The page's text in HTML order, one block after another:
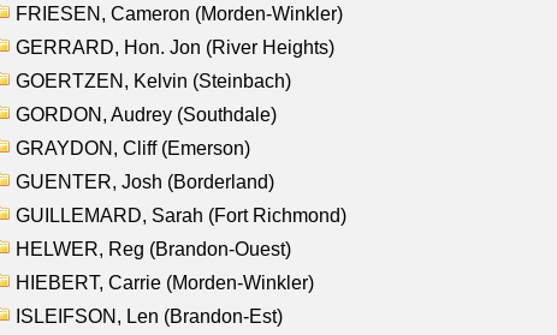
FRIESEN, Cameron (Morden-Winkler)
GERRARD, Hon. Jon (River Heights)
GOERTZEN, Kelvin (Steinbach)
GORDON, Audrey (Southdale)
GRAYDON, Cliff (Emerson)
GUENTER, Josh (Borderland)
GUILLEMARD, Sarah (Fort Richmond)
HELWER, Reg (Brandon-Ouest)
HIEBERT, Carrie (Morden-Winkler)
ISLEIFSON, Len (Brandon-Est)